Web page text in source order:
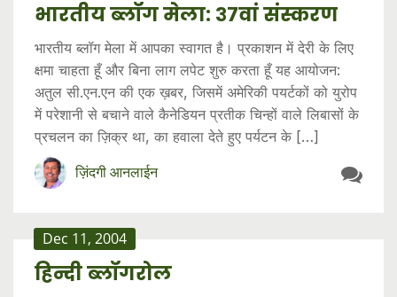
भारतीय ब्लॉग मेला: ३७वां संस्करण
भारतीय ब्लॉग मेला में आपका स्वागत है। प्रकाशन में देरी के लिए
क्षमा चाहता हूँ और बिना लाग लपेट शुरु करता हूँ यह आयोजन:
अतुल सी.एन.एन की एक ख़बर, जिसमें अमेरिकी पयर्टकों को युरोप
में परेशानी से बचाने वाले कैनेडियन प्रतीक चिन्हों वाले लिबासों के
प्रचलन का ज़िक्र था, का हवाला देते हुए पर्यटन के […]
ज़िंदगी आनलाईन
Dec 11, 2004
हिन्दी ब्लॉगरोल